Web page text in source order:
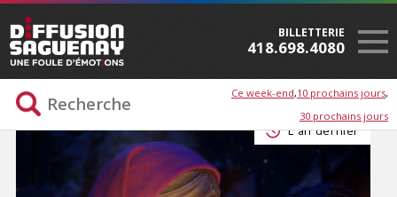
BILLETTERIE
418.698.4080
Ce week-end 10 prochains jours
30 prochains jours
L'an dernier